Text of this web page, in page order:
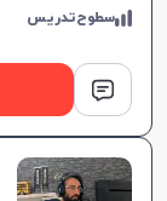
سطوح‌تدریس